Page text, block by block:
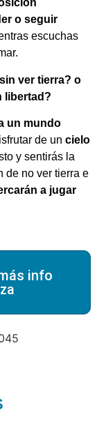
o seguir
escuchas
ver tierra? o
libertad?
un mundo
de uncielo
y sentirás la
de no ver tierra e
a jugar
info